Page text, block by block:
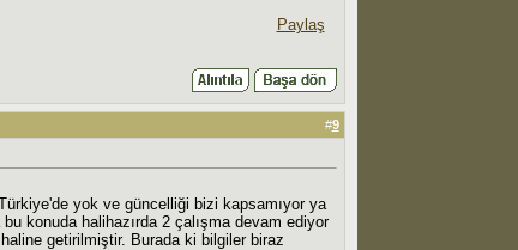
Paylaş
#9
yok ve güncelliği bizi kapsamıyor ya
konuda halihazırda 2 çalışma devam ediyor
getirilmiştir. Burada ki bilgiler biraz